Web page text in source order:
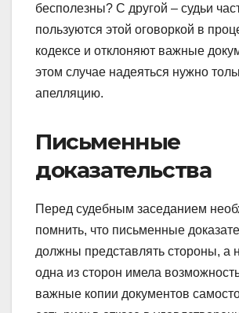
бесполезны? С другой – судьи
пользуются этой оговоркой в
кодексе и отклоняют важные
этом случае надеяться нужно
апелляцию.
Письменные
доказательства
Перед судебным заседанием
помнить, что письменные
должны представлять стороны, а
одна из сторон имела
важные копии документов